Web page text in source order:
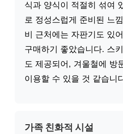
식과 양식이 적절히 섞여
로 정성스럽게 준비된 느
비 근처에는 자판기도 있
구매하기 좋았습니다. 스
도 제공되어, 겨울철에 방
이용할 수 있을 것 같습니
가족 친화적 시설